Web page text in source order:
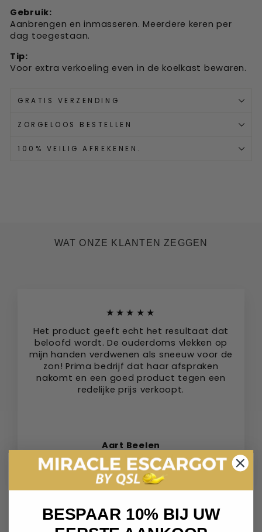
Gebruik:
Aanbrengen en inmasseren. Meerdere keren per
dag toegestaan.
Tip:
Voor extra verkoeling even in de koelkast bewaren.
GRATIS VERZENDING
ZORGELOOS BESTELLEN
100% VEILIG AFREKENEN.
WAT ONZE KLANTEN ZEGGEN
★★★★★
Het product geeft echt het resultaat dat
beloofd wordt. De ouderdoms vlekken op
mijn handen verdwenen als sneeuw voor de
zon! Prima bedrijf dat haar afspraken
nakomt en een goed product tegen een
redelijke prijs verkoopt.
Aart Beelen
Tilburg, Nederland
BESPAAR 10% BIJ UW